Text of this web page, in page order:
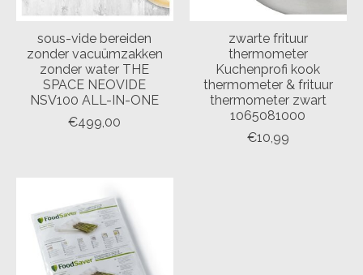
sous-vide bereiden
zonder vacuümzakken
zonder water THE
SPACE NEOVIDE
NSV100 ALL-IN-ONE
€499,00
zwarte frituur
thermometer
Kuchenprofi kook
thermometer & frituur
thermometer zwart
1065081000
€10,99